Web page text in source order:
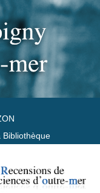
Bibliothèque